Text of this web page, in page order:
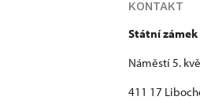
KONTAKT
Státní
Náměstí 5.
411 17